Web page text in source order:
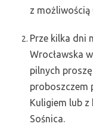
z możliwością
Prze kilka dni
Wrocławska
pilnych
proboszczem
Kuligiem lub z
Sośnica.